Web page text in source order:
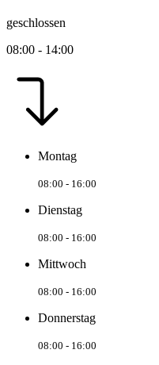
geschlossen
08:00 - 14:00
Montag
08:00 - 16:00
Dienstag
08:00 - 16:00
Mittwoch
08:00 - 16:00
Donnerstag
08:00 - 16:00